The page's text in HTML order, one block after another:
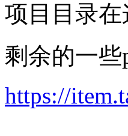
项目目录在
剩余的一
https://